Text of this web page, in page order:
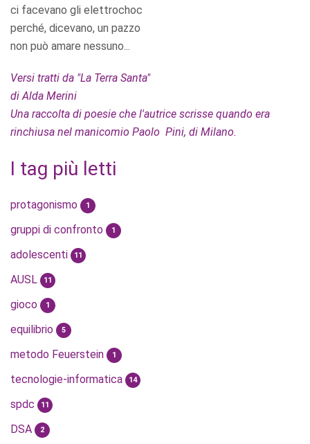
ci facevano gli elettrochoc
perché, dicevano, un pazzo
non può amare nessuno...
Versi tratti da "La Terra Santa"
di Alda Merini
Una raccolta di poesie che l'autrice scrisse quando era
rinchiusa nel manicomio Paolo Pini, di Milano.
I tag più letti
protagonismo 1
gruppi di confronto 1
adolescenti 11
AUSL 11
gioco 1
equilibrio 5
metodo Feuerstein 1
tecnologie-informatica 14
spdc 11
DSA 2